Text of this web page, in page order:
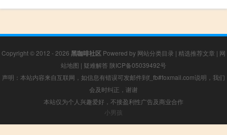
Copyright © 2012 - 2026 黑咖啡社区 Powered by 网站分类目录 | 精选推荐文章 | 网
站地图 | 疑难解答 陕ICP备05039492号
声明：本站内容来自互联网，如信息有错误可发邮件到f_fb#foxmail.com说明，我们
会及时纠正，谢谢
本站仅为个人兴趣爱好，不接盈利性广告及商业合作
小男孩